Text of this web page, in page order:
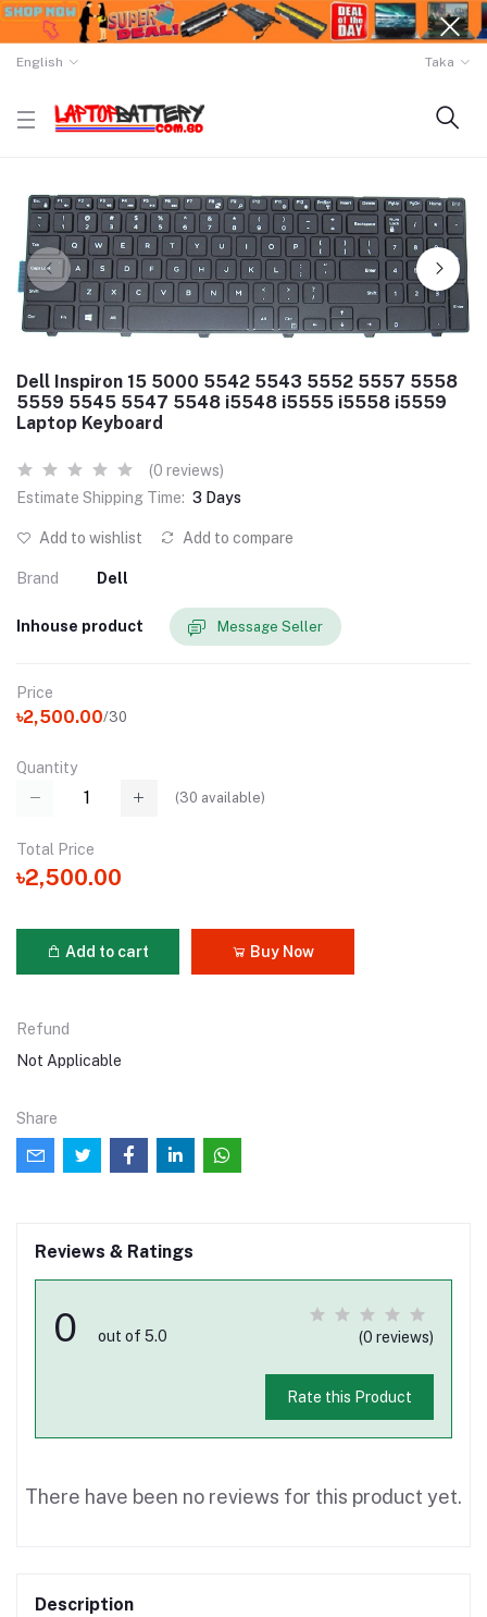
English Taka
Dell Inspiron 15 5000 5542 5543 5552 5557 5558
5559 5545 5547 5548 i5548 i5555 i5558 i5559
Laptop Keyboard
(0 reviews)
Estimate Shipping Time: 3 Days
Add to wishlist Add to compare
Brand Dell
Inhouse product Message Seller
Price
৳2,500.00/30
Quantity
(30 available)
Total Price
৳2,500.00
Add to cart Buy Now
Refund
Not Applicable
Share
Reviews & Ratings
0 out of 5.0 (0 reviews)
Rate this Product
There have been no reviews for this product yet.
Description